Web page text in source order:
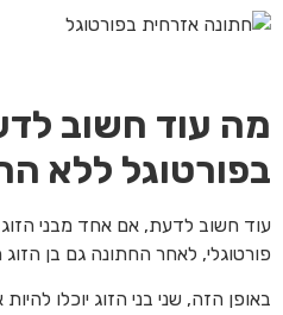
מה עוד חשוב
בפורטוגל ללא
עוד חשוב לדעת, אם אחד מבני הזוג
פורטוגלי, לאחר החתונה גם בן הזוג
באופן הזה, שני בני הזוג יוכלו